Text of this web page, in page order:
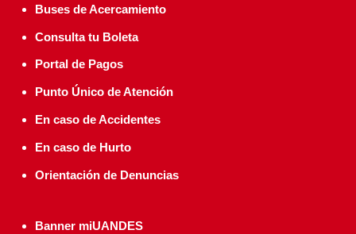
Buses de Acercamiento
Consulta tu Boleta
Portal de Pagos
Punto Único de Atención
En caso de Accidentes
En caso de Hurto
Orientación de Denuncias
Banner miUANDES